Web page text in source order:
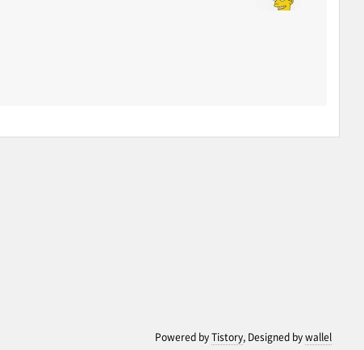
Powered byTistory, Designed bywallel